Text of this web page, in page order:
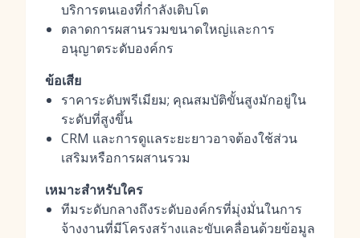
บริการตนเองที่กำลังเติบโต
ตลาดการผสานรวมขนาดใหญ่และการ
อนุญาตระดับองค์กร
ข้อเสีย
ราคาระดับพรีเมียม; คุณสมบัติขั้นสูงมักอยู่ใน
ระดับที่สูงขึ้น
CRM และการดูแลระยะยาวอาจต้องใช้ส่วน
เสริมหรือการผสานรวม
เหมาะสำหรับใคร
ทีมระดับกลางถึงระดับองค์กรที่มุ่งมั่นในการ
จ้างงานที่มีโครงสร้างและขับเคลื่อนด้วยข้อมูล